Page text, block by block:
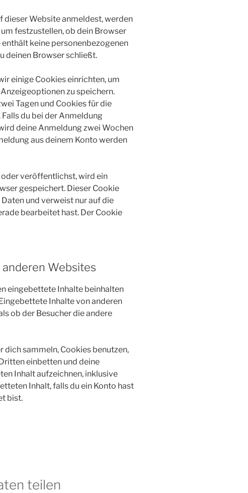
dieser Website anmeldest, werden
festzustellen, ob dein Browser
keine personenbezogenen
deinen Browser schließt.
einige Cookies einrichten, um
zu speichern.
Tagen und Cookies für die
du bei der Anmeldung
deine Anmeldung zwei Wochen
aus deinem Konto werden
veröffentlichst, wird ein
gespeichert. Dieser Cookie
und verweist nur auf die
bearbeitet hast. Der Cookie
Websites
eingebettete Inhalte beinhalten
Inhalte von anderen
ob der Besucher die andere
dich sammeln, Cookies benutzen,
einbetten und deine
Inhalt aufzeichnen, inklusive
Inhalt, falls du ein Konto hast
bist.
teilen